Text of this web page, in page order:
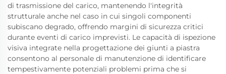
di trasmissione del carico, mantenendo l'integrità
strutturale anche nel caso in cui singoli componenti
subiscano degrado, offrendo margini di sicurezza critici
durante eventi di carico imprevisti. Le capacità di ispezione
visiva integrate nella progettazione dei giunti a piastra
consentono al personale di manutenzione di identificare
tempestivamente potenziali problemi prima che si